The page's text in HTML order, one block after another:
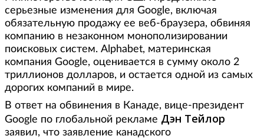
серьезные изменения для Google, включая
обязательную продажу ее веб-браузера, обвиняя
компанию в незаконном монополизировании
поисковых систем. Alphabet, материнская
компания Google, оценивается в сумму около 2
триллионов долларов, и остается одной из самых
дорогих компаний в мире.
В ответ на обвинения в Канаде, вице-президент
Google по глобальной рекламе Дэн Тейлор
заявил, что заявление канадского